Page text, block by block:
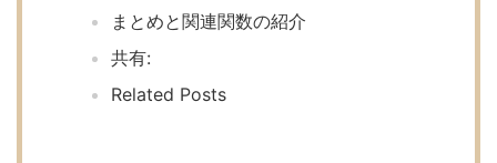
まとめと関連関数の紹介
共有:
Related Posts